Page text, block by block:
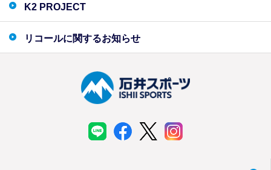
K2 PROJECT
リコールに関するお知らせ